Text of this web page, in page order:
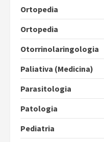
Ortopedia
Ortopedia
Otorrinolaringologia
Paliativa (Medicina)
Parasitologia
Patologia
Pediatria